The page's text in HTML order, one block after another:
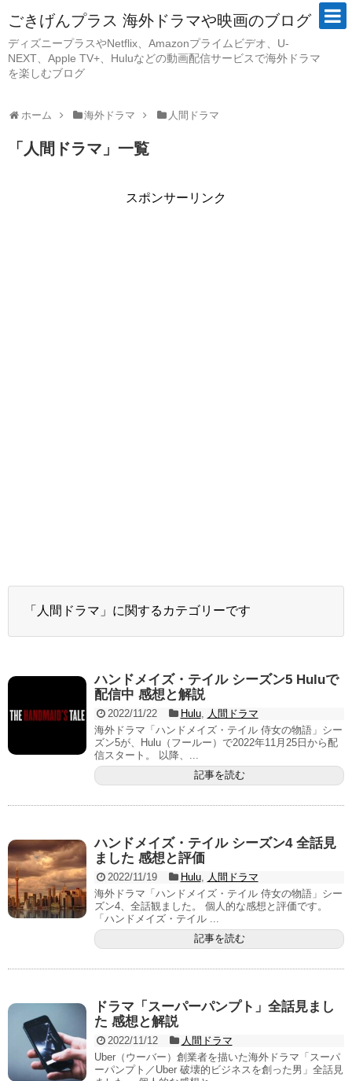
ごきげんプラス 海外ドラマや映画のブログ
ディズニープラスやNetflix、Amazonプライムビデオ、U-
NEXT、Apple TV+、Huluなどの動画配信サービスで海外ドラマ
を楽しむブログ
ホーム 海外ドラマ 人間ドラマ
「 人間ドラマ 」 一覧
スポンサーリンク
「人間ドラマ」に関するカテゴリーです
ハンドメイズ・テイル シーズン5 Huluで
配信中 感想と解説
2022/11/22 Hulu, 人間ドラマ
海外ドラマ「ハンドメイズ・テイル 侍女の物語」シー
ズン5が、Hulu（フールー）で2022年11月25日から配
信スタート。 以降、...
記事を読む
ハンドメイズ・テイル シーズン4 全話見
ました 感想と評価
2022/11/19 Hulu, 人間ドラマ
海外ドラマ「ハンドメイズ・テイル 侍女の物語」シー
ズン4、全話観ました。 個人的な感想と評価です。
「ハンドメイズ・テイル ...
記事を読む
ドラマ「スーパーパンプト」全話見まし
た 感想と解説
2022/11/12
人間ドラマ
Uber（ウーバー）創業者を描いた海外ドラマ「スーパ
ーパンプト／Uber 破壊的ビジネスを創った男」全話見